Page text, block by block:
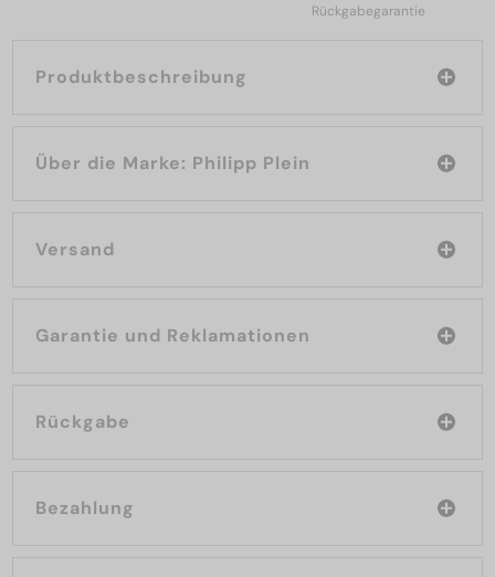
Rückgabegarantie
Produktbeschreibung
Über die Marke: Philipp Plein
Versand
Garantie und Reklamationen
Rückgabe
Bezahlung